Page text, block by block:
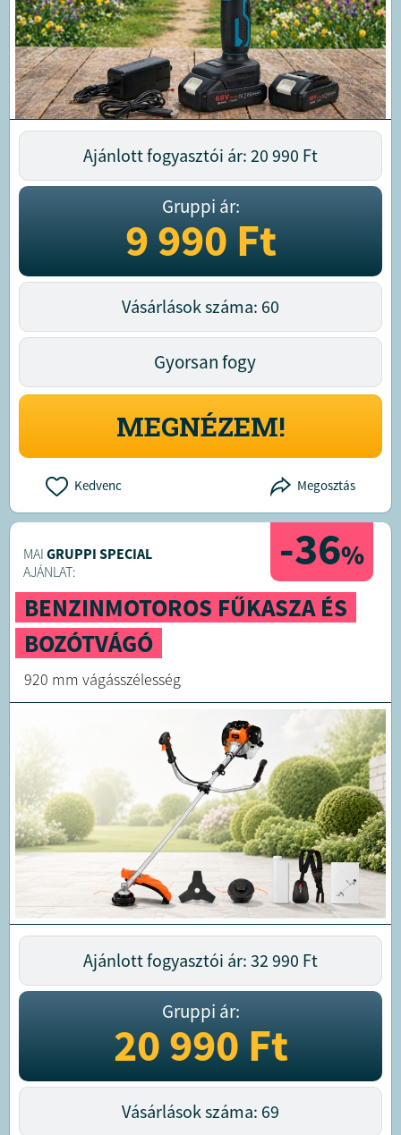
Ajánlott fogyasztói ár: 20 990 Ft
Gruppi ár:
9 990Ft
Vásárlások száma: 60
Gyorsan fogy
MEGNÉZEM!
Kedvenc Megosztás
-36%
MAI GRUPPI SPECIAL
AJÁNLAT:
BENZINMOTOROS FŰKASZA ÉS
BOZÓTVÁGÓ
920 mm vágásszélesség
Ajánlott fogyasztói ár: 32 990 Ft
Gruppi ár:
20 990Ft
Vásárlások száma: 69